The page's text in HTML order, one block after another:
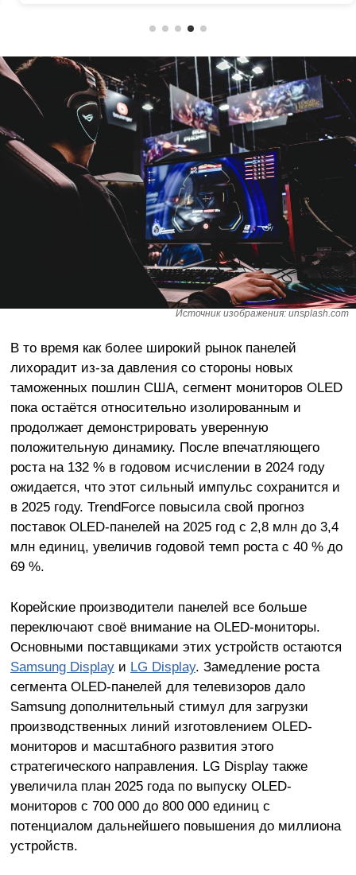
Источник изображения: unsplash.com
В то время как более широкий рынок панелей
лихорадит из-за давления со стороны новых
таможенных пошлин США, сегмент мониторов OLED
пока остаётся относительно изолированным и
продолжает демонстрировать уверенную
положительную динамику. После впечатляющего
роста на 132 % в годовом исчислении в 2024 году
ожидается, что этот сильный импульс сохранится и
в 2025 году. TrendForce повысила свой прогноз
поставок OLED-панелей на 2025 год с 2,8 млн до 3,4
млн единиц, увеличив годовой темп роста с 40 % до
69 %.
Корейские производители панелей все больше
переключают своё внимание на OLED-мониторы.
Основными поставщиками этих устройств остаются
Samsung Displayи LG Display. Замедление роста
сегмента OLED-панелей для телевизоров дало
Samsung дополнительный стимул для загрузки
производственных линий изготовлением OLED-
мониторов и масштабного развития этого
стратегического направления. LG Display также
увеличила план 2025 года по выпуску OLED-
мониторов с 700 000 до 800 000 единиц с
потенциалом дальнейшего повышения до миллиона
устройств.